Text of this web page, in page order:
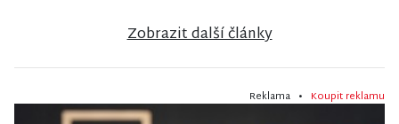
Zobrazit další články
Reklama • Koupit reklamu